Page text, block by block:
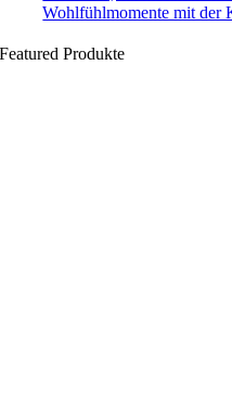
Wohlfühlmomente mit der
Featured Produkte